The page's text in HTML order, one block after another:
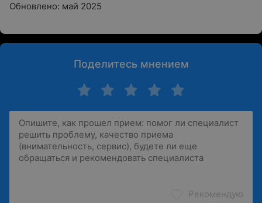
Обновлено: май 2025
Поделитесь мнением
Рекомендую